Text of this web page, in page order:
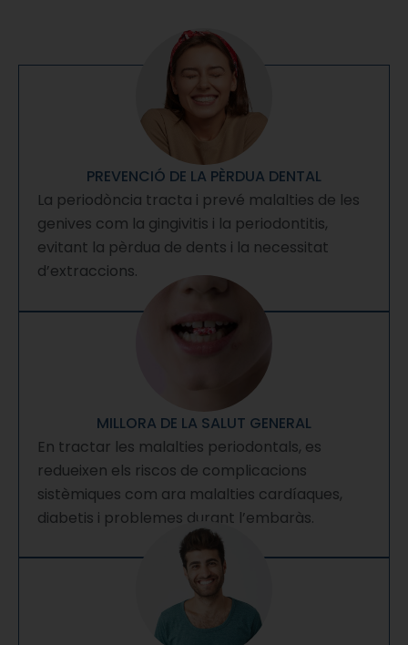
PREVENCIÓ DE LA PÈRDUA DENTAL
La periodòncia tracta i prevé malalties de les
genives com la gingivitis i la periodontitis,
evitant la pèrdua de dents i la necessitat
d’extraccions.
MILLORA DE LA SALUT GENERAL
En tractar les malalties periodontals, es
redueixen els riscos de complicacions
sistèmiques com ara malalties cardíaques,
diabetis i problemes durant l’embaràs.